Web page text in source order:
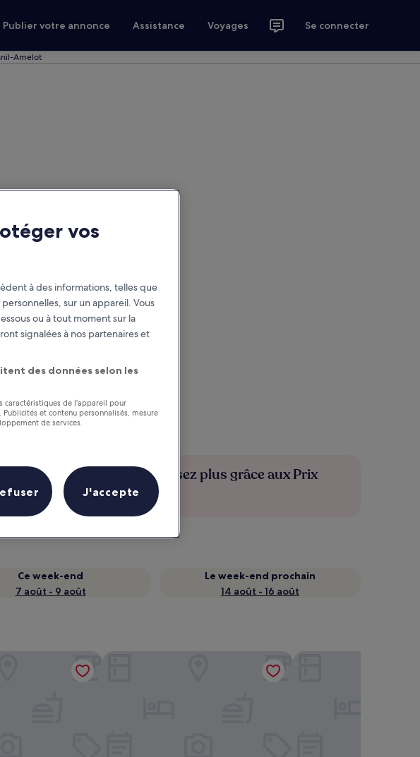
Publier votre annonce Assistance Voyages Se connecter
Amelot
pour
Économisez plus grâce aux Prix
membres
Ce week-end
7 août - 9 août
Le week-end prochain
14 août - 16 août
- Roissy CDG Airport
vos
à des informations, telles que
sur un appareil. Vous
ou à tout moment sur la
signalées à nos partenaires et
des données selon les
caractéristiques de l’appareil pour
et contenu personnalisés, mesure
de services.
J'accepte